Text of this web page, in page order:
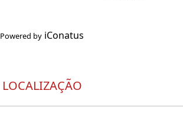
Powered by iConatus
LOCALIZAÇÃO